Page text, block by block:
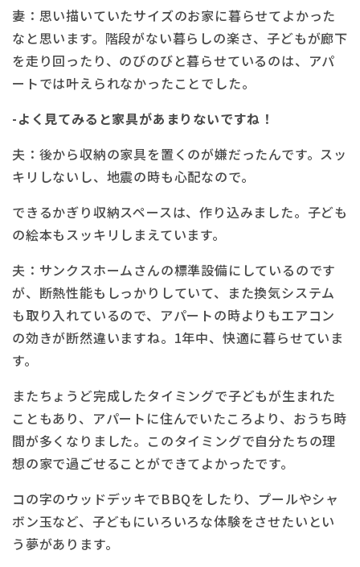
妻：思い描いていたサイズのお家に暮らせてよかった
なと思います。階段がない暮らしの楽さ、子どもが廊下
を走り回ったり、のびのびと暮らせているのは、アパ
ートでは叶えられなかったことでした。
-よく見てみると家具があまりないですね！
夫：後から収納の家具を置くのが嫌だったんです。スッ
キリしないし、地震の時も心配なので。
できるかぎり収納スペースは、作り込みました。子ども
の絵本もスッキリしまえています。
夫：サンクスホームさんの標準設備にしているのです
が、断熱性能もしっかりしていて、また換気システム
も取り入れているので、アパートの時よりもエアコン
の効きが断然違いますね。1年中、快適に暮らせていま
す。
またちょうど完成したタイミングで子どもが生まれた
こともあり、アパートに住んでいたころより、おうち時
間が多くなりました。このタイミングで自分たちの理
想の家で過ごせることができてよかったです。
コの字のウッドデッキでBBQをしたり、プールやシャ
ボン玉など、子どもにいろいろな体験をさせたいとい
う夢があります。